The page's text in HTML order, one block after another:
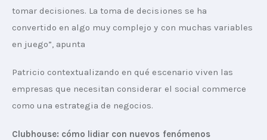
tomar decisiones. La toma de decisiones se ha
convertido en algo muy complejo y con muchas variables
en juego”, apunta
Patricio contextualizando en qué escenario viven las
empresas que necesitan considerar el social commerce
como una estrategia de negocios.
Clubhouse: cómo lidiar con nuevos fenómenos